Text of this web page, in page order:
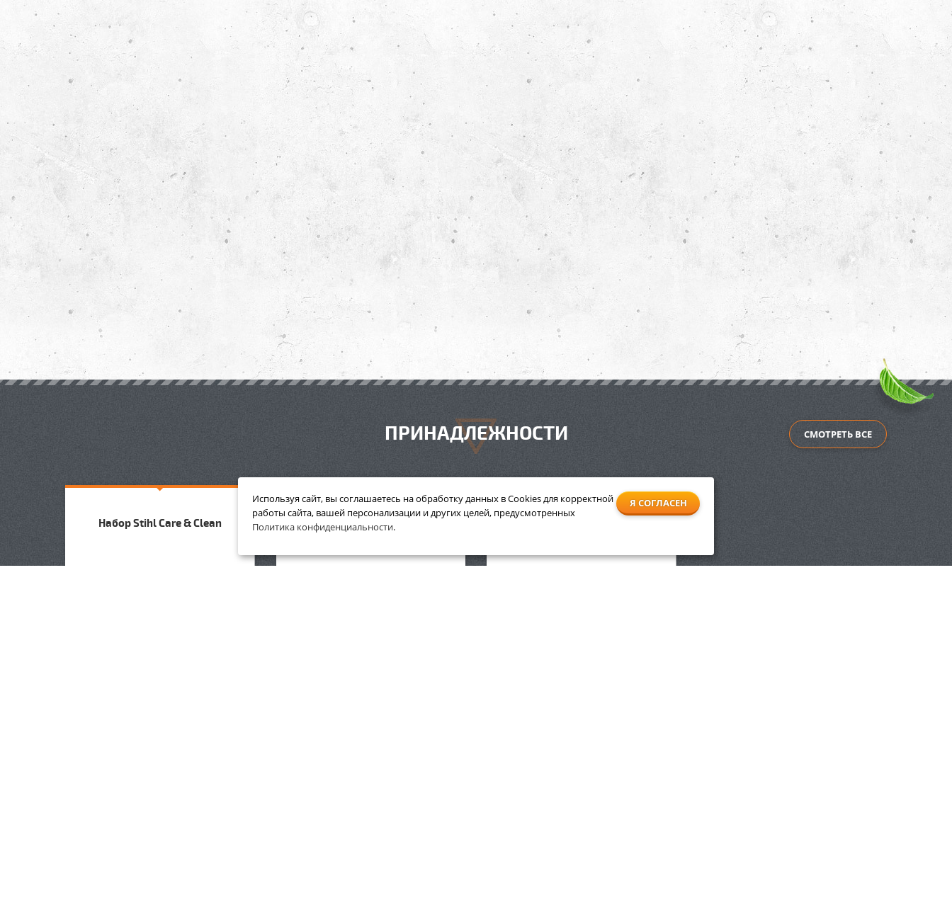
ПРИНАДЛЕЖНОСТИ СМОТРЕТЬ ВСЕ
Набор Stihl Care & Clean Набор Stihl Care & Clean Набор Stihl Care & Clean
Используя сайт, вы соглашаетесь на обработку данных в Cookies для корректной
работы сайта, вашей персонализации и других целей, предусмотренных
Политика конфиденциальности.
Я СОГЛАСЕН